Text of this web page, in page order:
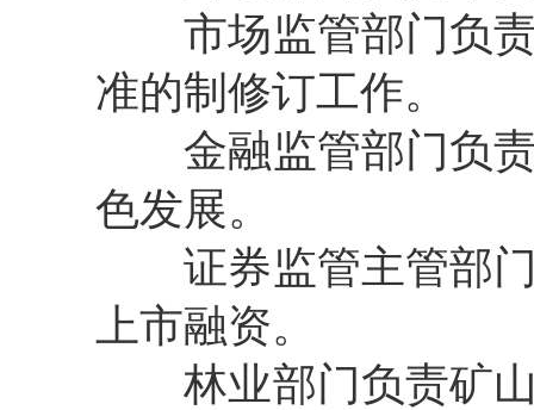
市场监管部门负
准的制修订工作。
金融监管部门负
色发展。
证券监管主管部
上市融资。
林业部门负责矿